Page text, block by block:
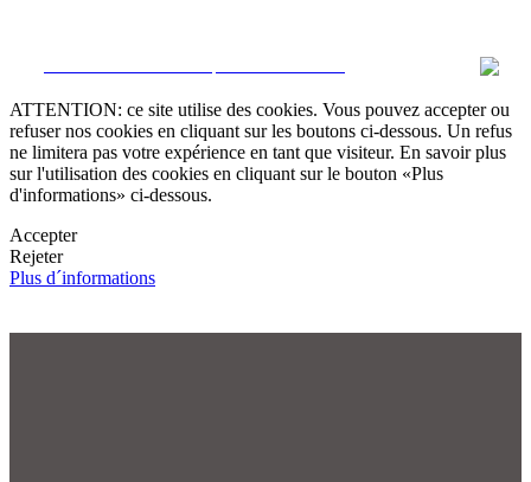
ATTENTION: ce site utilise des cookies. Vous pouvez accepter ou
refuser nos cookies en cliquant sur les boutons ci-dessous. Un refus
ne limitera pas votre expérience en tant que visiteur. En savoir plus
sur l'utilisation des cookies en cliquant sur le bouton «Plus
d'informations» ci-dessous.
Accepter
Rejeter
Plus d´informations